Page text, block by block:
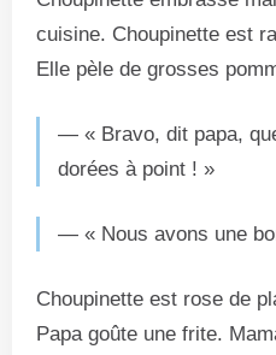
cuisine. Choupinette est
Elle pèle de grosses
— « Bravo, dit papa,
dorées à point ! »
— « Nous avons une
Choupinette est rose de
Papa goûte une frite.